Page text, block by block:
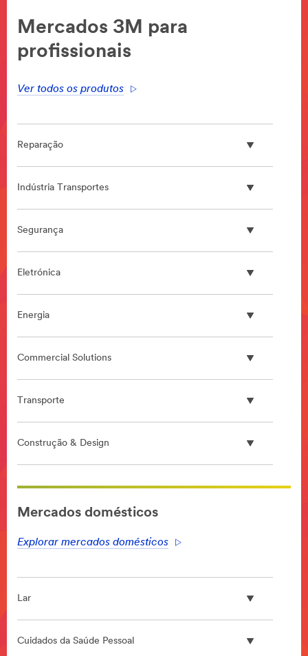
Mercados 3M para
profissionais
Ver todos os produtos
Reparação
Indústria Transportes
Segurança
Eletrónica
Energia
Commercial Solutions
Transporte
Construção & Design
**Site
area
**
***
**Site
area
HP-
DesignConst-
Mercados domésticos
Explorar mercados domésticos
Lar
Cuidados da Saúde Pessoal